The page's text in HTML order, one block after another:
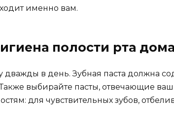
именно вам.
полости рта дома
дважды в день. Зубная паста должна
выбирайте пасты, отвечающие
для чувствительных зубов,